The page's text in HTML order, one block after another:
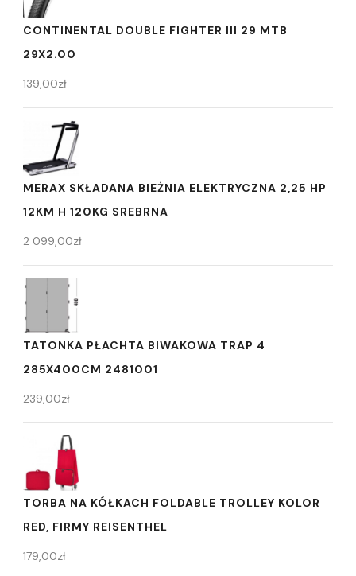
CONTINENTAL DOUBLE FIGHTER III 29 MTB
29X2.00
139,00zł
MERAX SKŁADANA BIEŻNIA ELEKTRYCZNA 2,25 HP
12KM H 120KG SREBRNA
2 099,00zł
TATONKA PŁACHTA BIWAKOWA TRAP 4
285X400CM 2481001
239,00zł
TORBA NA KÓŁKACH FOLDABLE TROLLEY KOLOR
RED, FIRMY REISENTHEL
179,00zł